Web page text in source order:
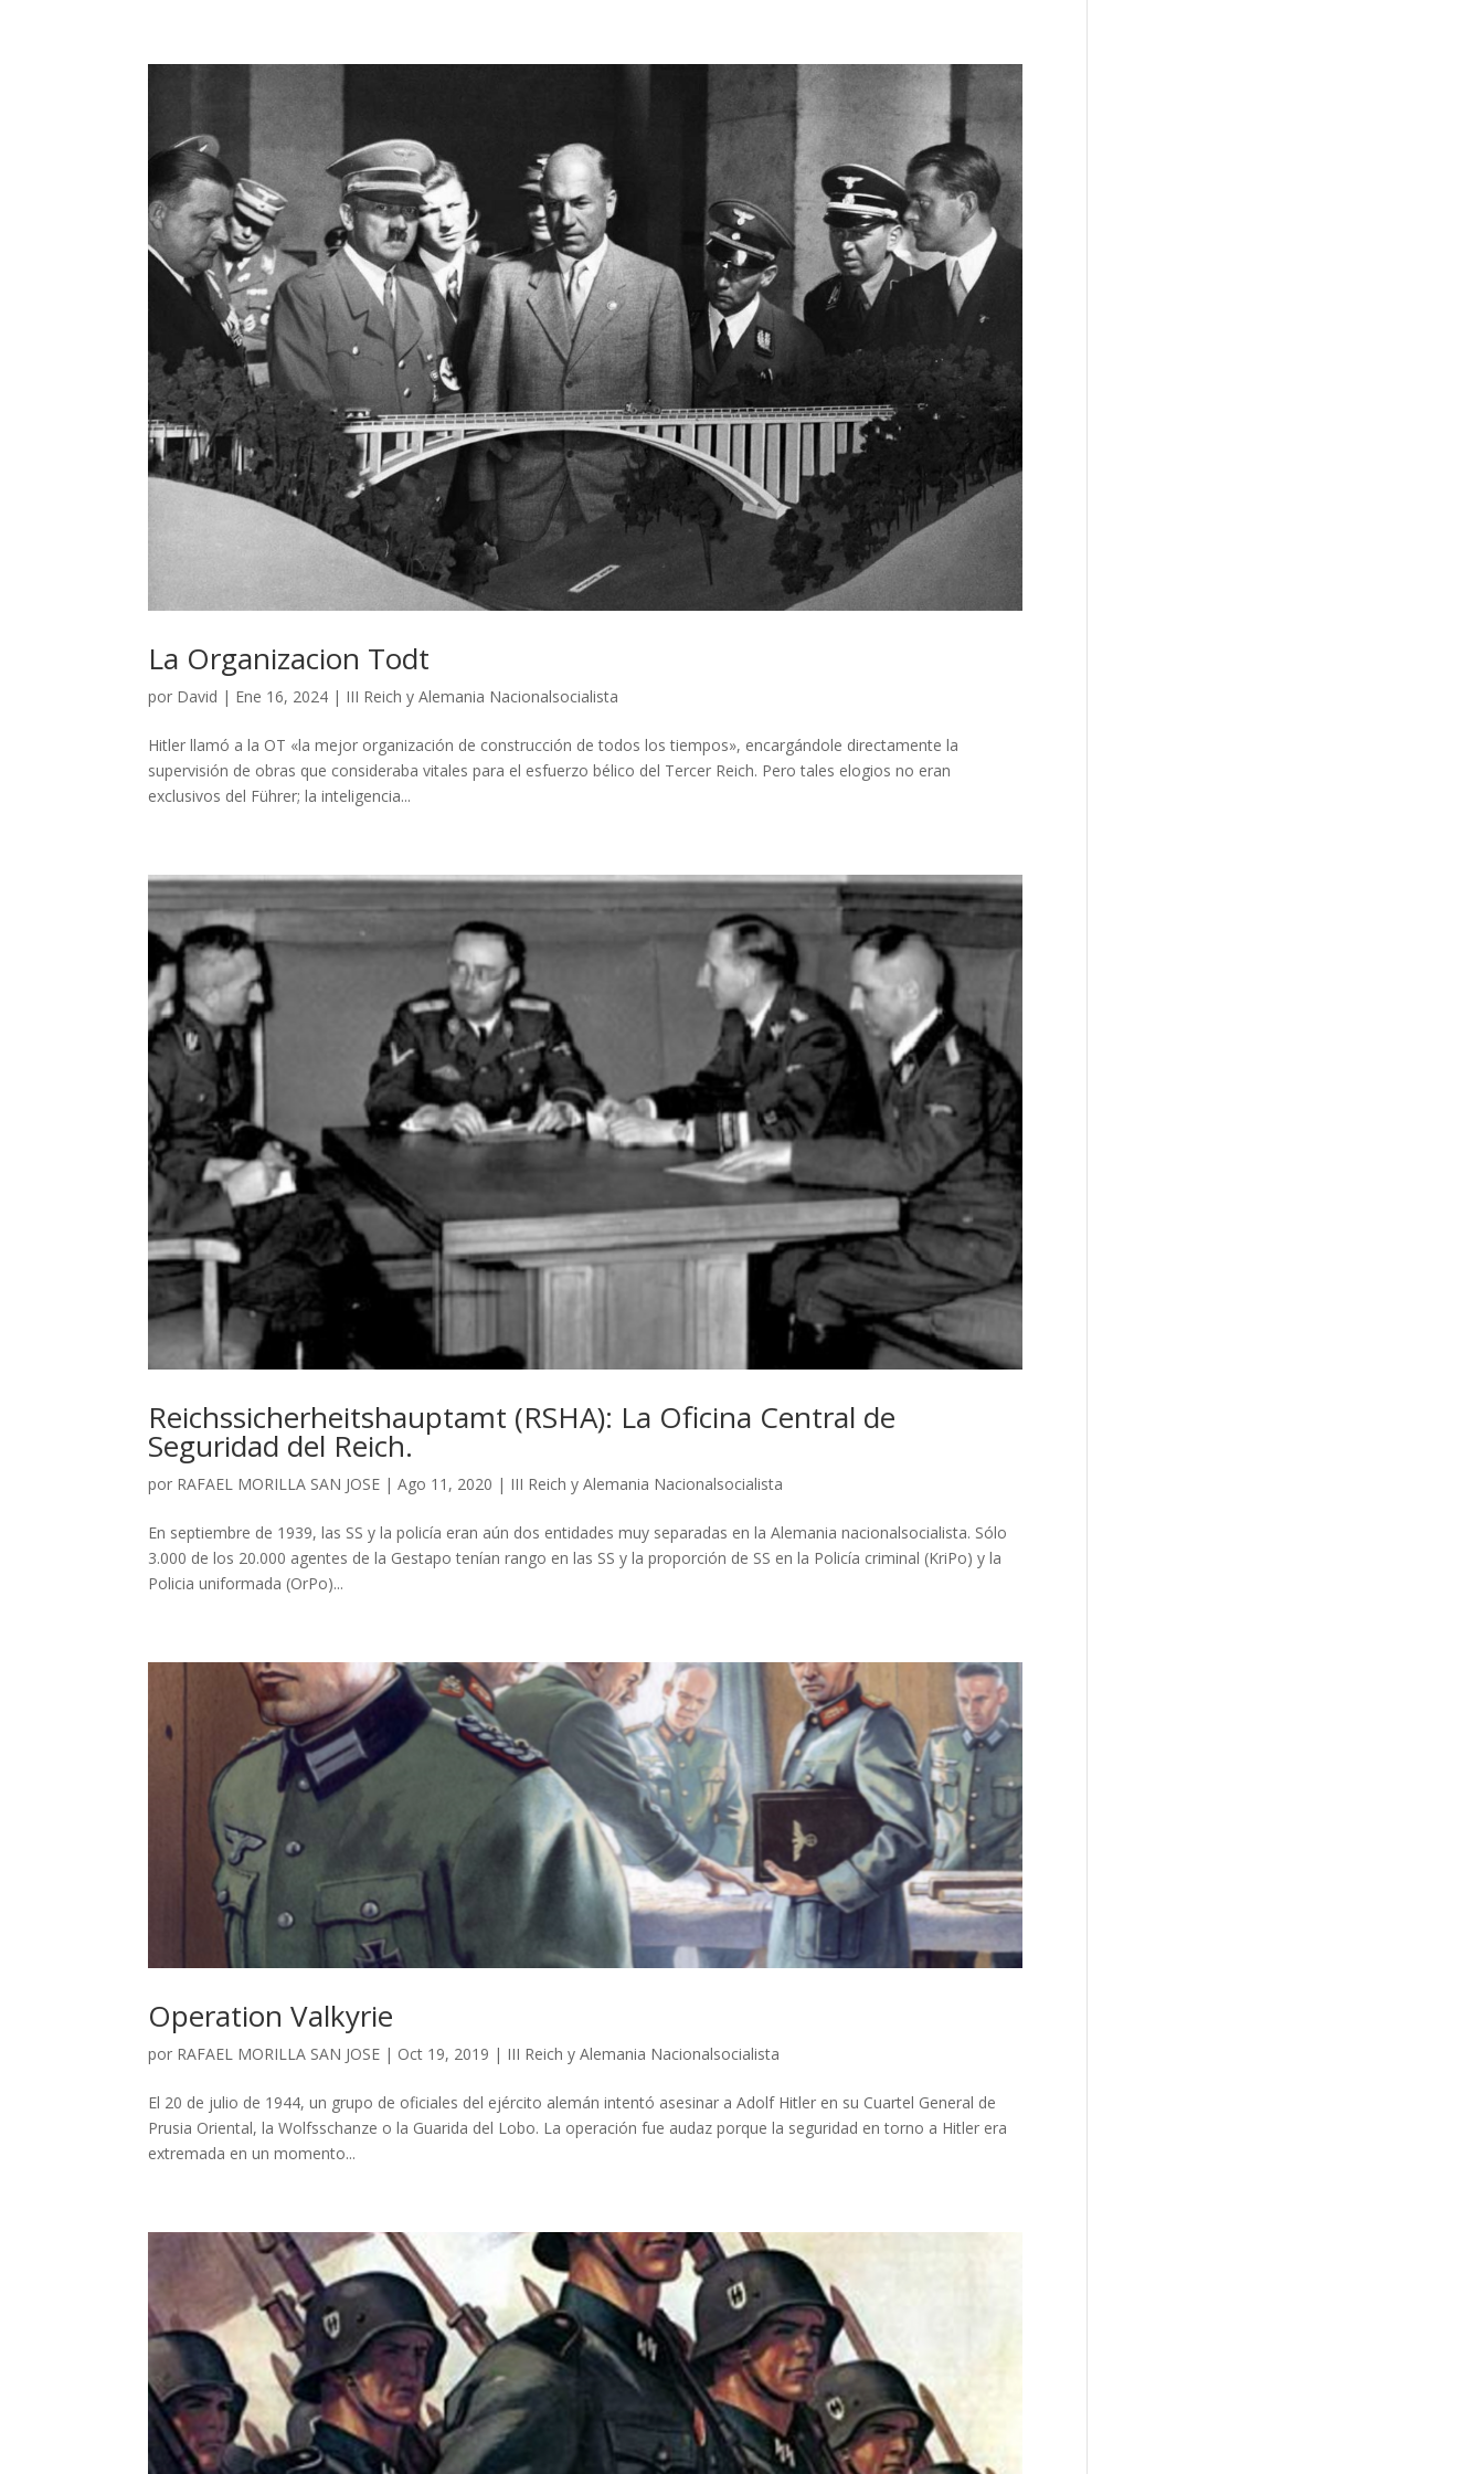
La Organizacion Todt
por David | Ene 16, 2024 | III Reich y Alemania Nacionalsocialista
Hitler llamó a la OT «la mejor organización de construcción de todos los tiempos», encargándole directamente la
supervisión de obras que consideraba vitales para el esfuerzo bélico del Tercer Reich. Pero tales elogios no eran
exclusivos del Führer; la inteligencia...
Reichssicher​heitshauptamt (RSHA): La Oficina Central de
Seguridad del Reich.
por RAFAEL MORILLA SAN JOSE |Ago 11, 2020 | III Reich y Alemania Nacionalsocialista
En septiembre de 1939, las SS y la policía eran aún dos entidades muy separadas en la Alemania nacionalsocialista. Sólo
3.000 de los 20.000 agentes de la Gestapo tenían rango en las SS y la proporción de SS en la Policía criminal (KriPo) y la
Policia uniformada (OrPo)...
Operation Valkyrie
por RAFAEL MORILLA SAN JOSE | Oct 19, 2019 | III Reich y Alemania Nacionalsocialista
El 20 de julio de 1944, un grupo de oficiales del ejército alemán intentó asesinar a Adolf Hitler en su Cuartel General de
Prusia Oriental, la Wolfsschanze o la Guarida del Lobo. La operación fue audaz porque la seguridad en torno a Hitler era
extremada en un momento...